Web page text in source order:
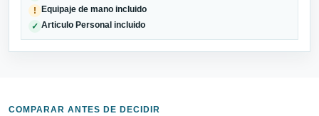
! Equipaje de mano incluido
✓ Articulo Personal incluido
COMPARAR ANTES DE DECIDIR